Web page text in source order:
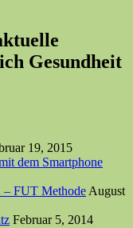
Gesundheit
19, 2015
dem Smartphone
– FUT Methode August
Februar 5, 2014